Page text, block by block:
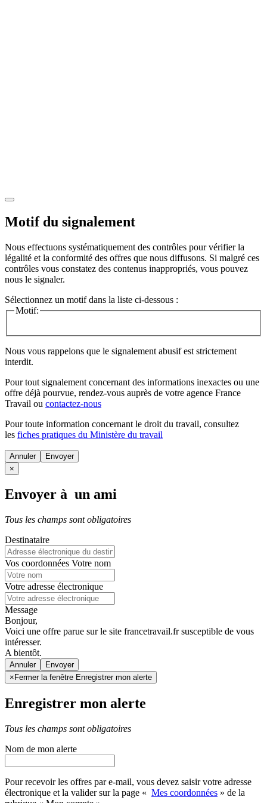
Motif du signalement
Nous effectuons systématiquement des contrôles pour vérifier la
légalité et la conformité des offres que nous diffusons. Si malgré ces
contrôles vous constatez des contenus inappropriés, vous pouvez
nous le signaler.
Sélectionnez un motif dans la liste ci-dessous :
Motif:
Nous vous rappelons que le signalement abusif est strictement
interdit.
Pour tout signalement concernant des informations inexactes ou une
offre déjà pourvue, rendez-vous auprès de votre agence France
Travail ou contactez-nous
Pour toute information concernant le droit du travail, consultez
les fiches pratiques du Ministère du travail
Annuler
×
Envoyer à un ami
Tous les champs sont obligatoires
Destinataire
Vos coordonnées Votre nom
Votre adresse électronique
Message
Bonjour,
Voici une offre parue sur le site francetravail.fr susceptible de vous
intéresser.
A bientôt.
Annuler
× Fermer la fenêtre Enregistrer mon alerte
Enregistrer mon alerte
Tous les champs sont obligatoires
Nom de mon alerte
Pour recevoir les offres par e-mail, vous devez saisir votre adresse
électronique et la valider sur la page « Mes coordonnées » de la